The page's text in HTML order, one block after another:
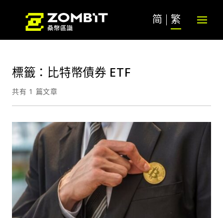
简 繁
標籤：比特幣債券 ETF
共有 1 篇文章